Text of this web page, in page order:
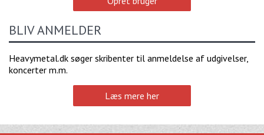
BLIV ANMELDER
Heavymetal.dk søger skribenter til anmeldelse af udgivelser,
koncerter m.m.
Læs mere her